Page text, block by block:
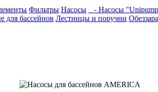
Фильтры Насосы - Насосы
для бассейнов Лестницы и поручни